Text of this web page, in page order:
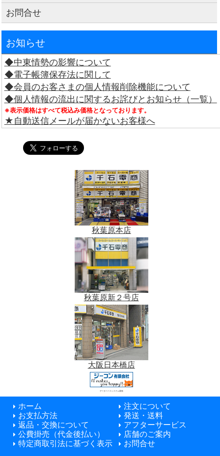
お問合せ
お知らせ
◆中東情勢の影響について
◆電子帳簿保存法に関して
◆会員のお客さまの個人情報削除機能について
◆個人情報の流出に関するお詫びとお知らせ（一覧）
※表示価格はすべて税込み価格となっております。
★自動送信メールが届かないお客様へ
秋葉原本店
秋葉原新２号店
大阪日本橋店
データベースシステム開発
ホーム
注文について
お支払方法
発送・送料
返品・交換について
アフターサービス
公費掛売（代金後払い）
店舗のご案内
特定商取引法に基づく表示
お問合せ